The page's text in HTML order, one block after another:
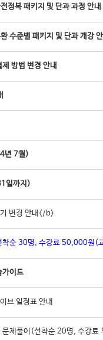
정복 패키지 및 단과 과정 안내
수준별 패키지 및 단과 개강
제 방법 변경 안내
년 7월)
일까지)
변경 안내</b>
착순 30명, 수강료 50,000원(교
가이드
브 일정표 안내
문제풀이(선착순 20명, 수강료